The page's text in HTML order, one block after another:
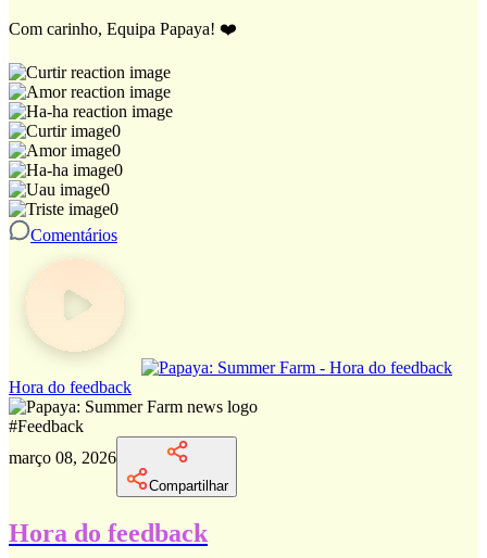
Com carinho, Equipa Papaya! ❤️
0
0
0
0
0
Comentários
Hora do feedback
#Feedback
março 08, 2026
Compartilhar
Hora do feedback